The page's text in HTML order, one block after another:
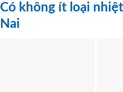
Có không ít loại
Nai